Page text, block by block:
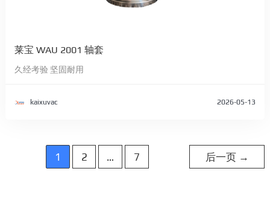
莱宝 WAU 2001 轴套
久经考验 坚固耐用
kaixuvac 2026-05-13
1 2 … 7 后一页 →